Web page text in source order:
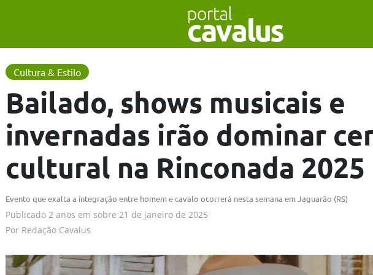
Cultura & Estilo
Bailado, shows musicais e
invernadas irão dominar
cultural na Rinconada 2025
Evento que exalta a integração entre homem e cavalo ocorrerá nesta semana em Jaguarão (RS)
Publicado 2 anos em sobre 21 de janeiro de 2025
Por Redação Cavalus